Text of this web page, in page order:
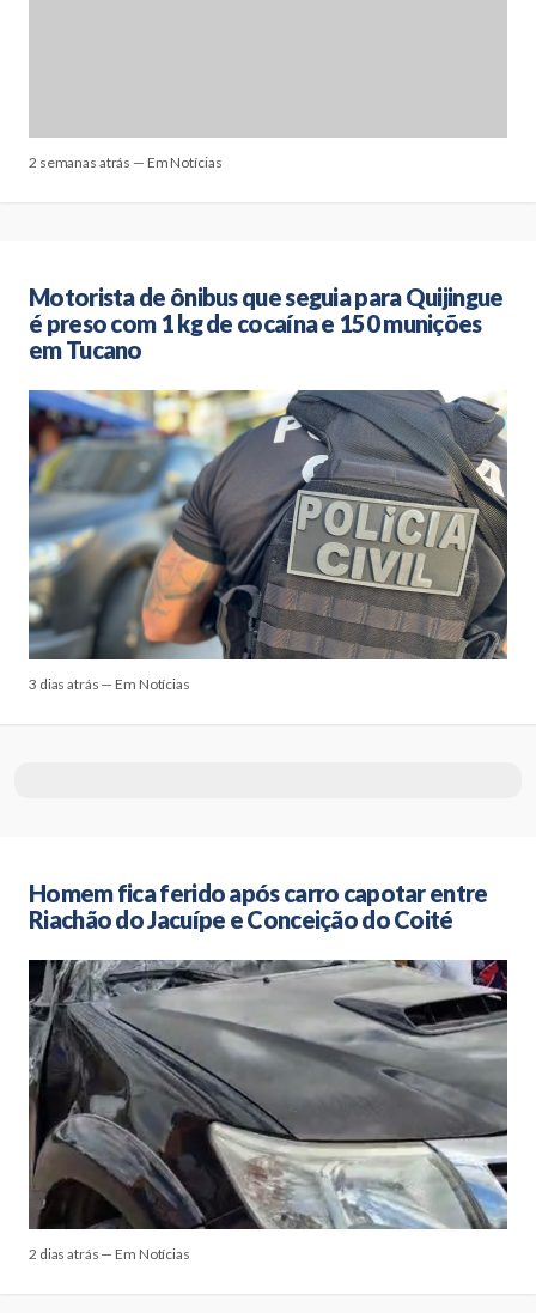
2 semanas atrás — Em Notícias
Motorista de ônibus que seguia para Quijingue
é preso com 1 kg de cocaína e 150 munições
em Tucano
3 dias atrás — Em Notícias
Homem fica ferido após carro capotar entre
Riachão do Jacuípe e Conceição do Coité
2 dias atrás — Em Notícias